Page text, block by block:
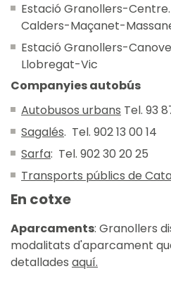
Estació Granollers-
Calders-Maçanet-
Estació Granollers-
Llobregat-Vic
Companyies autobús
Autobusos urbans Tel. 93
Sagalés. Tel. 902 13 00 14
Sarfa: Tel. 902 30 20 25
Transports públics de
En cotxe
Aparcaments: Granollers
modalitats d'aparcament
detallades aquí.